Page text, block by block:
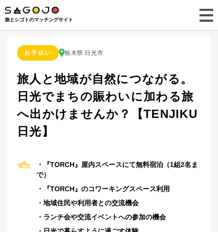
旅とシゴトのマッチングサイト
お手伝い 栃木県 日光市
旅人と地域が自然につながる。
日光でまちの賑わいに加わる旅
へ出かけませんか？【TENJIKU
日光】
・『TORCH』屋内スペースにて無料宿泊（1組2名ま